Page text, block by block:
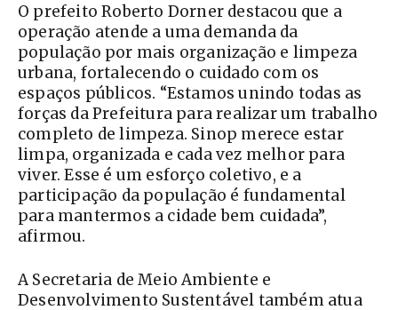
O prefeito Roberto Dorner destacou que a
operação atende a uma demanda da
população por mais organização e limpeza
urbana, fortalecendo o cuidado com os
espaços públicos. “Estamos unindo todas as
forças da Prefeitura para realizar um trabalho
completo de limpeza. Sinop merece estar
limpa, organizada e cada vez melhor para
viver. Esse é um esforço coletivo, e a
participação da população é fundamental
para mantermos a cidade bem cuidada”,
afirmou.
A Secretaria de Meio Ambiente e
Desenvolvimento Sustentável também atua